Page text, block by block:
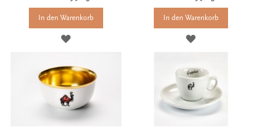
In den Warenkorb
ZUR
HINZUFÜGEN
In den Warenkorb
ZUR
HINZUFÜGEN